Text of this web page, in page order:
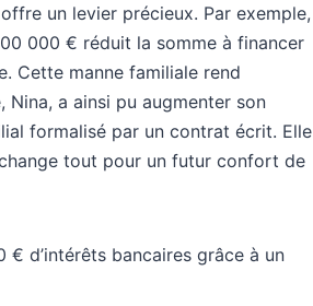
un levier précieux. Par exemple,
000 € réduit la somme à financer
Cette manne familiale rend
Nina, a ainsi pu augmenter son
formalisé par un contrat écrit. Elle
tout pour un futur confort de
d’intérêts bancaires grâce à un